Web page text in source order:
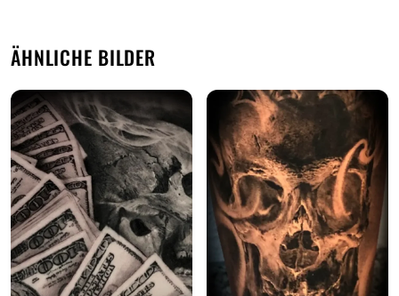
ÄHNLICHE BILDER